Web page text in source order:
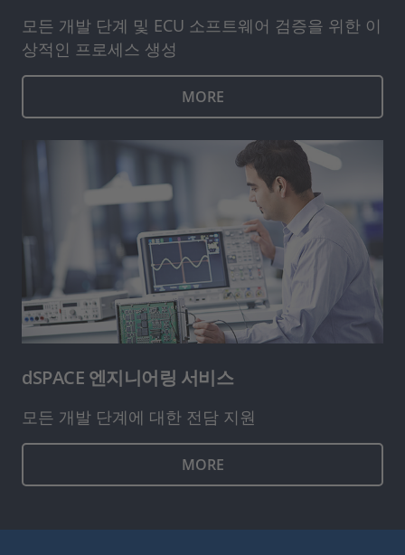
모든 개발 단계 및 ECU 소프트웨어 검증을 위한 이
상적인 프로세스 생성
MORE
dSPACE 엔지니어링 서비스
모든 개발 단계에 대한 전담 지원
MORE